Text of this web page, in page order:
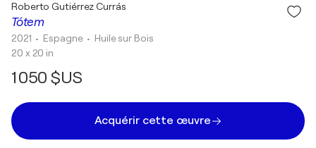
Tótem
Roberto Gutiérrez Currás
2021 • Espagne • Huile sur Bois
20 x 20 in
1 050 $US
Acquérir cette œuvre